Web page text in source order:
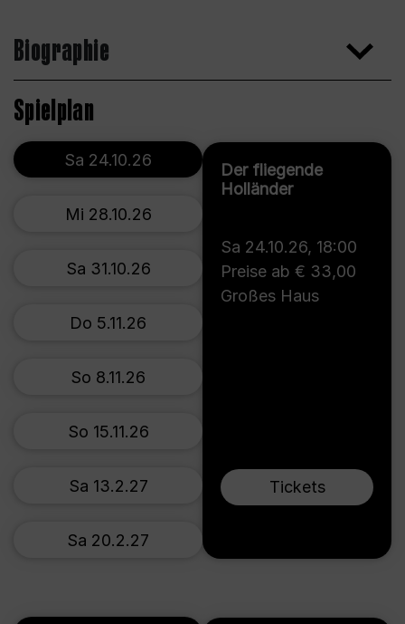
Biographie
Spielplan
Der fliegende
Holländer
Sa 24.10.26, 18:00
Preise ab € 33,00
Großes Haus
Tickets
Sa 24.10.26
Mi 28.10.26
Sa 31.10.26
Do 5.11.26
So 8.11.26
So 15.11.26
Sa 13.2.27
Sa 20.2.27